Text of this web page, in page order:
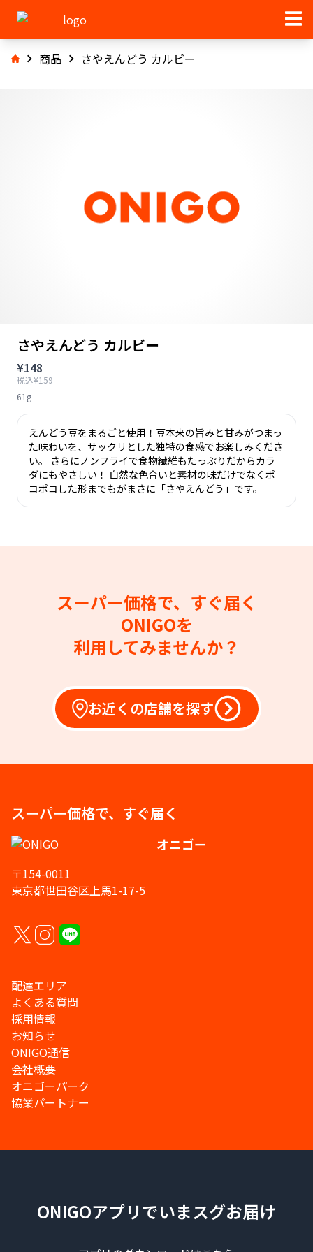
商品 さやえんどう カルビー
さやえんどう カルビー
¥148
税込¥159
61g
えんどう豆をまるごと使用！豆本来の旨みと甘みがつまっ
た味わいを、サックリとした独特の食感でお楽しみくださ
い。 さらにノンフライで食物繊維もたっぷりだからカラ
ダにもやさしい！ 自然な色合いと素材の味だけでなくポ
コポコした形までもがまさに「さやえんどう」です。
スーパー価格で、すぐ届く
ONIGOを
利用してみませんか？
お近くの店舗を探す
スーパー価格で、すぐ届く
オニゴー
〒154-0011
東京都世田谷区上馬1-17-5
配達エリア
よくある質問
採用情報
お知らせ
ONIGO通信
会社概要
オニゴーパーク
協業パートナー
ONIGOアプリでいまスグお届け